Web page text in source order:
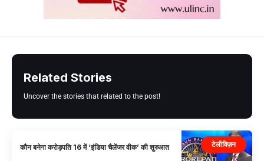
Related Stories
Uncover the stories that related to the post!
टेलीविज़न
कौन बनेगा करोड़पति 16 में ‘इंडिया चैलेंजर वीक’ की शुरुआत